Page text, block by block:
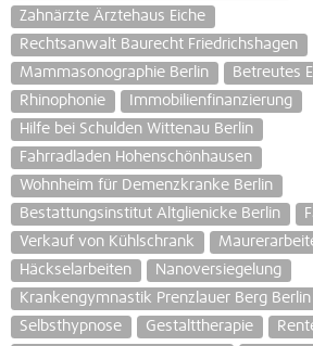
Zahnärzte Ärztehaus Eiche
Rechtsanwalt Baurecht Friedrichshagen
Mammasonographie Berlin
Betreutes
Rhinophonie
Immobilienfinanzierung
Hilfe bei Schulden Wittenau Berlin
Fahrradladen Hohenschönhausen
Wohnheim für Demenzkranke Berlin
Bestattungsinstitut Altglienicke Berlin
Verkauf von Kühlschrank
Häckselarbeiten
Nanoversiegelung
Krankengymnastik Prenzlauer Berg Berlin
Selbsthypnose
Gestalttherapie